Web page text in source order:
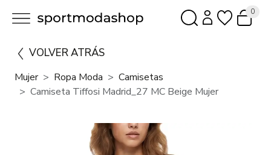
0
VOLVER ATRÁS
Mujer Ropa Moda
Camisetas
Camiseta Tiffosi Madrid_27 MC Beige Mujer